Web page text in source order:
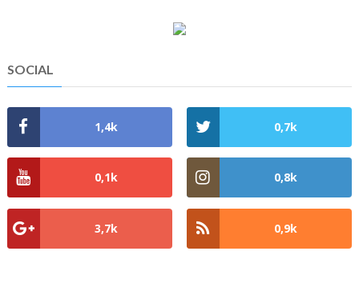
SOCIAL
1,4k 0,7k
0,1k 0,8k
3,7k 0,9k